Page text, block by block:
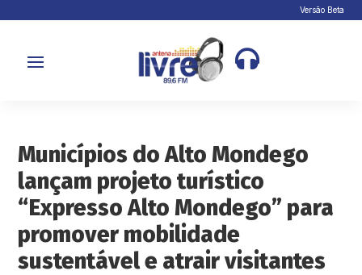
Versão Beta

Municípios do Alto Mondego
lançam projeto turístico
“Expresso Alto Mondego” para
promover mobilidade
sustentável e atrair visitantes